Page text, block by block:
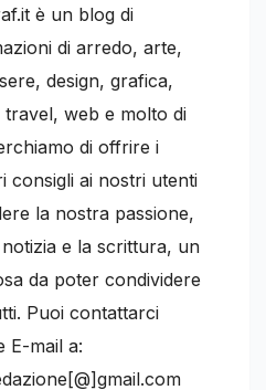
è un blog di
di arredo, arte,
design, grafica,
travel, web e molto di
di offrire i
consigli ai nostri utenti
la nostra passione,
e la scrittura, un
da poter condividere
Puoi contattarci
E-mail a: